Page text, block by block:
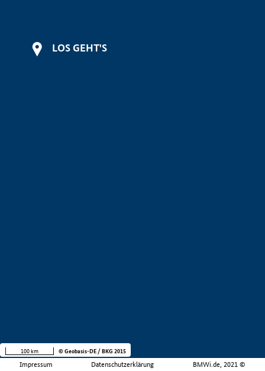
LOS GEHT'S
Impressum Datenschutzerklärung BMWi.de, 2021 ©
100 km © Geobasis-DE / BKG 2015